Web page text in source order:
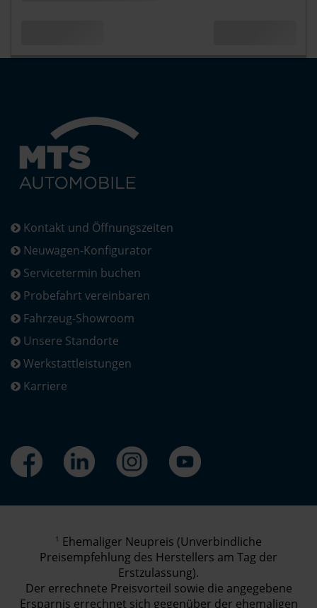
Kontakt und Öffnungszeiten
Neuwagen-Konfigurator
Servicetermin buchen
Probefahrt vereinbaren
Fahrzeug-Showroom
Unsere Standorte
Werkstattleistungen
Karriere
1 Ehemaliger Neupreis (Unverbindliche
Preisempfehlung des Herstellers am Tag der
Erstzulassung).
Der errechnete Preisvorteil sowie die angegebene
Ersparnis errechnet sich gegenüber der ehemaligen